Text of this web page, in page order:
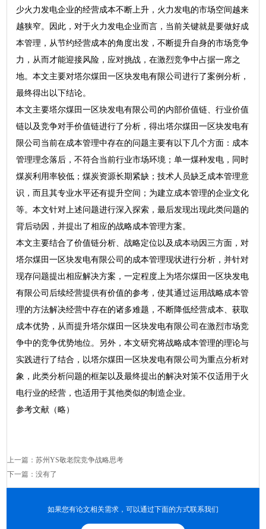
少火力发电企业的经营成本不断上升，火力发电的市场空间越来
越狭窄。因此，对于火力发电企业而言，当前关键就是要做好成
本管理，从节约经营成本的角度出发，不断提升自身的市场竞争
力，从而才能迎接风险，应对挑战，在激烈竞争中占据一席之
地。本文主要对塔尔煤田一区块发电有限公司进行了案例分析，
最终得出以下结论。
本文主要塔尔煤田一区块发电有限公司的内部价值链、行业价值
链以及竞争对手价值链进行了分析，得出塔尔煤田一区块发电有
限公司当前在成本管理中存在的问题主要有以下几个方面：成本
管理理念落后，不符合当前行业市场环境；单一煤种发电，同时
煤炭利用率较低；煤炭资源长期紧缺；技术人员缺乏成本管理意
识，而且其专业水平还有提升空间；为建立成本管理的企业文化
等。本文针对上述问题进行深入探索，最后发现出现此类问题的
背后动因，并提出了相应的战略成本管理方案。
本文主要结合了价值链分析、战略定位以及成本动因三方面，对
塔尔煤田一区块发电有限公司的成本管理现状进行分析，并针对
现存问题提出相应解决方案，一定程度上为塔尔煤田一区块发电
有限公司后续经营提供有价值的参考，使其通过运用战略成本管
理的方法解决经营中存在的诸多难题，不断降低经营成本、获取
成本优势，从而提升塔尔煤田一区块发电有限公司在激烈市场竞
争中的竞争优势地位。另外，本文研究将战略成本管理的理论与
实践进行了结合，以塔尔煤田一区块发电有限公司为重点分析对
象，此类分析问题的框架以及最终提出的解决对策不仅适用于火
电行业的经营，也适用于其他类似的制造企业。
参考文献（略）
上一篇：苏州YS敬老院竞争战略思考
下一篇：没有了
如果您有论文相关需求，可以通过下面的方式联系我们